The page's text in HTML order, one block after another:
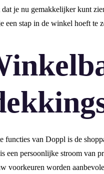
je nu gemakkelijker kunt
een stap in de winkel hoeft te
functies van Doppl is de
een persoonlijke stroom van
voorkeuren worden